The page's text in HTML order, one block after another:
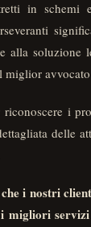
in schemi
alla soluzione
miglior
i
delle
i nostri
migliori